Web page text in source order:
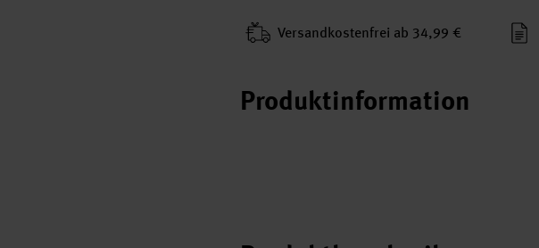
Versand­kosten­frei ab 34,99 €
Produktinformation